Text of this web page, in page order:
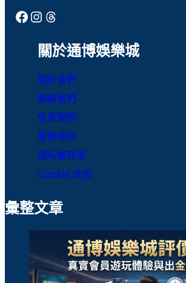
運彩報馬仔
Facebook Instagram Threads
關於通博娛樂城
關於我們
聯絡我們
免責聲明
服務條款
隱私權政策
Cookie 政策
彙整文章